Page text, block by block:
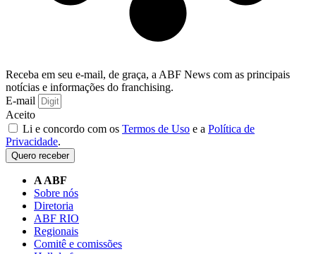
Receba em seu e-mail, de graça, a ABF News com as principais
notícias e informações do franchising.
E-mail
Aceito
Li e concordo com os Termos de Uso e a Política de
Privacidade.
Quero receber
A ABF
Sobre nós
Diretoria
ABF RIO
Regionais
Comitê e comissões